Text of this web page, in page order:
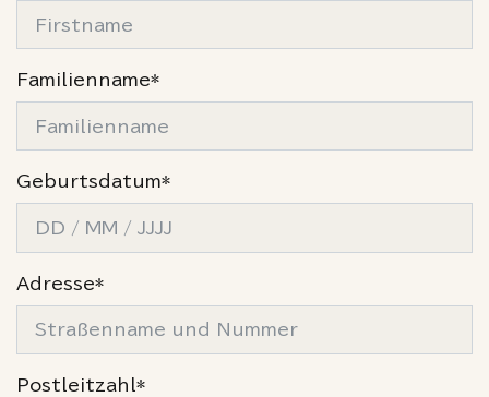
Familienname*
Geburtsdatum*
Adresse*
Postleitzahl*